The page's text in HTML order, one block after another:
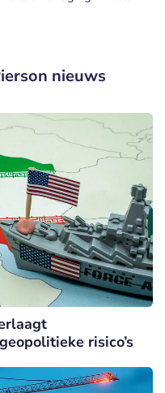
nieuws
risico’s